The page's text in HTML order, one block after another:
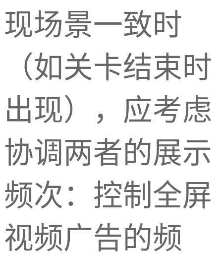
现场景一致时
（如关卡结束时
出现），应考虑
协调两者的展示
频次：控制全屏
视频广告的频